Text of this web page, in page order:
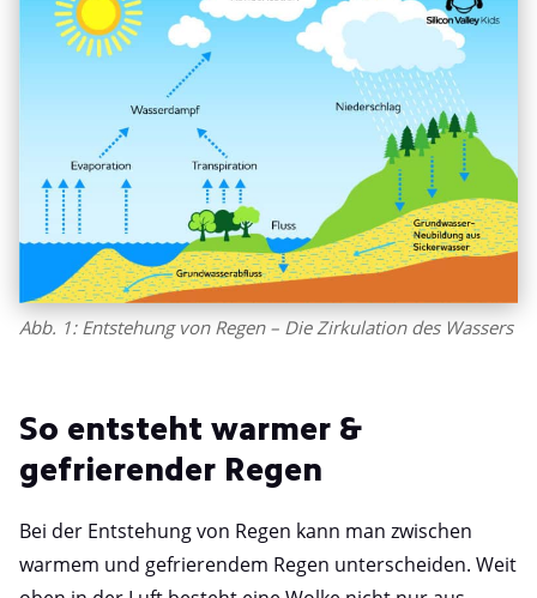
Abb. 1: Entstehung von Regen – Die Zirkulation des Wassers
So entsteht warmer &
gefrierender Regen
Bei der Entstehung von Regen kann man zwischen
warmem und gefrierendem Regen unterscheiden. Weit